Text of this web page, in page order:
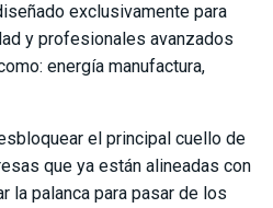
exclusivamente para
y profesionales avanzados
energía manufactura,
el principal cuello de
que ya están alineadas con
la palanca para pasar de los